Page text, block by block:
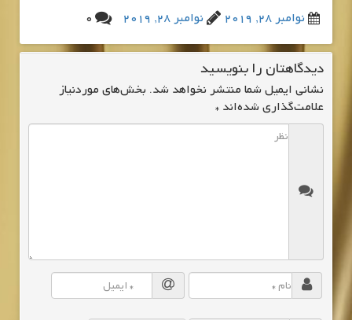
نوامبر 28, 2019
نوامبر 28, 2019 0
دیدگاهتان را بنویسید
نشانی ایمیل شما منتشر نخواهد شد. بخش‌های موردنیاز
علامت‌گذاری شده‌اند *